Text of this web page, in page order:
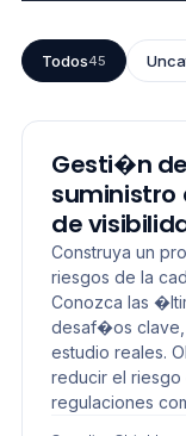
Todos45
Gesti�n
de
Construya un
riesgos de la
Conozca las
desaf�os clave,
estudio reales.
reducir el
regulaciones